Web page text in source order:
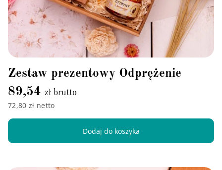
Zestaw prezentowy Odprężenie
89,54 zł brutto
72,80 zł netto
Dodaj do koszyka